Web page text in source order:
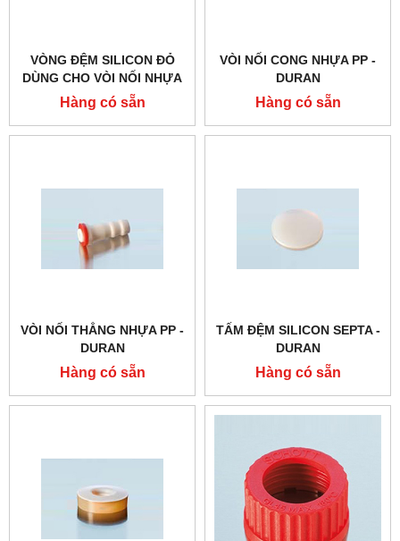
VÒNG ĐỆM SILICON ĐỎ
DÙNG CHO VÒI NỐI NHỰA
PP - DURAN
Hàng có sẵn
VÒI NỐI CONG NHỰA PP -
DURAN
Hàng có sẵn
VÒI NỐI THẲNG NHỰA PP -
DURAN
Hàng có sẵn
TẤM ĐỆM SILICON SEPTA -
DURAN
Hàng có sẵn